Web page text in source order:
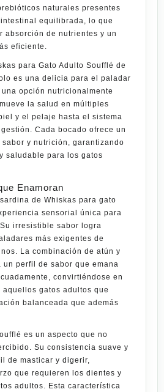
naturales presentes
equilibrada, lo que
absorción de nutrientes y un
eficiente.
para Gato Adulto Soufflé de
es una delicia para el paladar
opción nutricionalmente
la salud en múltiples
y el pelaje hasta el sistema
Cada bocado ofrece un
y nutrición, garantizando
saludable para los gatos
Enamoran
de Whiskas para gato
sensorial única para
irresistible sabor logra
más exigentes de
La combinación de atún y
perfil de sabor que emana
convirtiéndose en
gatos adultos que
balanceada que además
es un aspecto que no
Su consistencia suave y
de masticar y digerir,
que requieren los dientes y
adultos. Esta característica